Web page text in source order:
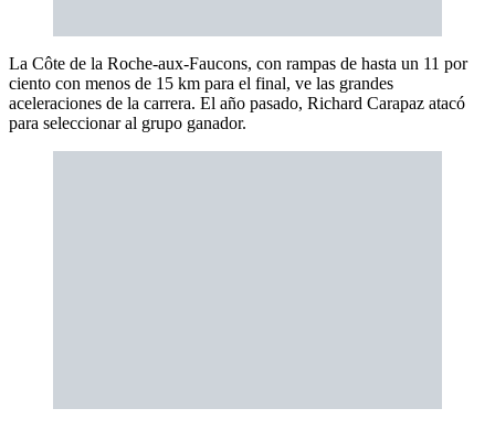
La Côte de la Roche-aux-Faucons, con rampas de hasta un 11 por
ciento con menos de 15 km para el final, ve las grandes
aceleraciones de la carrera. El año pasado, Richard Carapaz atacó
para seleccionar al grupo ganador.